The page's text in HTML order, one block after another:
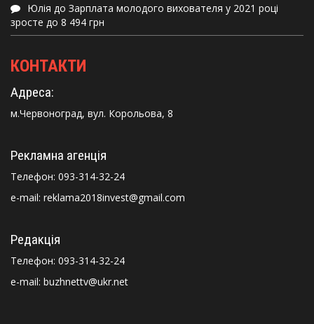
Юлія до Зарплата молодого вихователя у 2021 році
зросте до 8 494 грн
КОНТАКТИ
Адреса:
м.Червоноград, вул. Корольова, 8
Рекламна агенція
Телефон: 093-314-32-24
e-mail: reklama2018invest@gmail.com
Редакція
Телефон: 093-314-32-24
e-mail: buzhnettv@ukr.net